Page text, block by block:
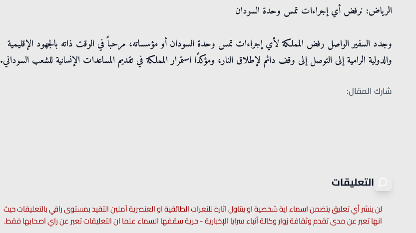
الرياض: نرفض أي إجراءات تمس وحدة السودان
وجدد السفير الواصل رفض المملكة لأي إجراءات تمس وحدة السودان أو مؤسساته، مرحباً في الوقت ذاته بالجهود الإقليمية
والدولية الرامية إلى التوصل إلى وقف دائم لإطلاق النار، ومؤكدًا استمرار المملكة في تقديم المساعدات الإنسانية للشعب السوداني.
شارك المقال:
التعليقات
لن ينشر أي تعليق يتضمن اسماء اية شخصية او يتناول اثارة للنعرات الطائفية او العنصرية آملين التقيد بمستوى راقي بالتعليقات حيث
انها تعبر عن مدى تقدم وثقافة زوار وكالة أنباء سرايا الإخبارية - حرية سقفها السماء علما ان التعليقات تعبر عن راي اصحابها فقط.